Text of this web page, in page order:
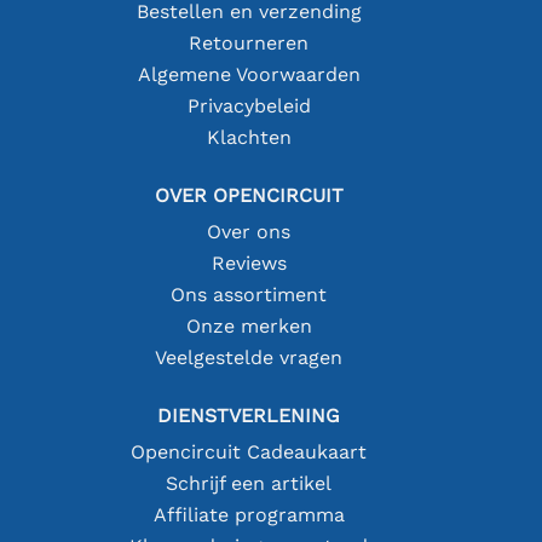
Bestellen en verzending
Retourneren
Algemene Voorwaarden
Privacybeleid
Klachten
OVER OPENCIRCUIT
Over ons
Reviews
Ons assortiment
Onze merken
Veelgestelde vragen
DIENSTVERLENING
Opencircuit Cadeaukaart
Schrijf een artikel
Affiliate programma